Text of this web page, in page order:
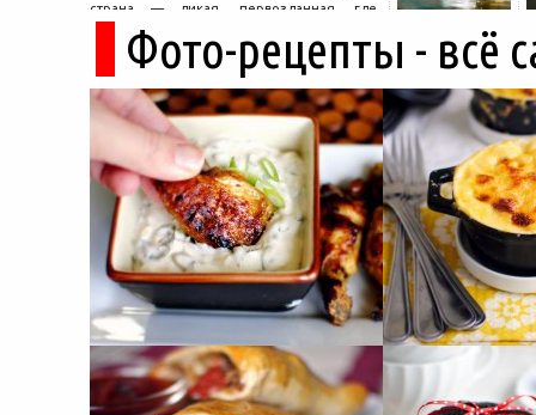
страна — дикая, первозданная, где
древние руины дремлют в тени кедров, а
горные дороги ведут к местам, о которых
не расскажет ни один автобусный гид....
Фото-рецепты - всё